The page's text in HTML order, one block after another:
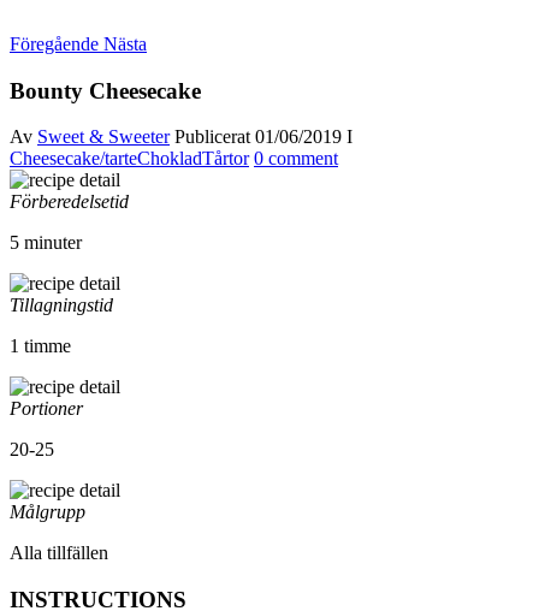
Föregående Nästa
Bounty Cheesecake
Av Sweet & Sweeter Publicerat 01/06/2019 I
Cheesecake/tarteChokladTårtor 0 comment
Förberedelsetid
5 minuter
Tillagningstid
1 timme
Portioner
20-25
Målgrupp
Alla tillfällen
INSTRUCTIONS